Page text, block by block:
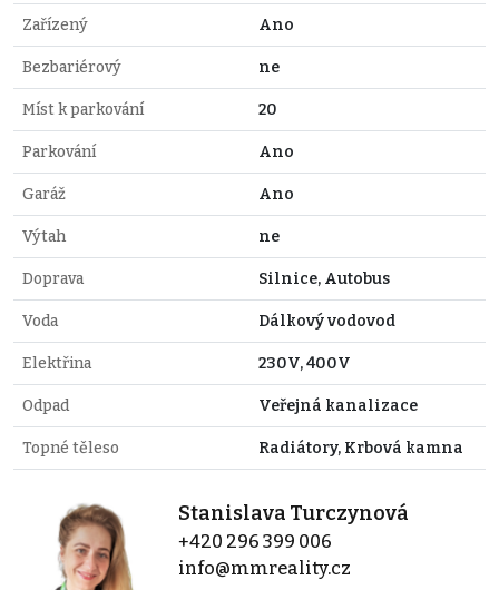
Zařízený Ano
Bezbariérový ne
Míst k parkování 20
Parkování Ano
Garáž Ano
Výtah ne
Doprava Silnice, Autobus
Voda Dálkový vodovod
Elektřina 230V, 400V
Odpad Veřejná kanalizace
Topné těleso Radiátory, Krbová kamna
Stanislava Turczynová
+420 296 399 006
info@mmreality.cz